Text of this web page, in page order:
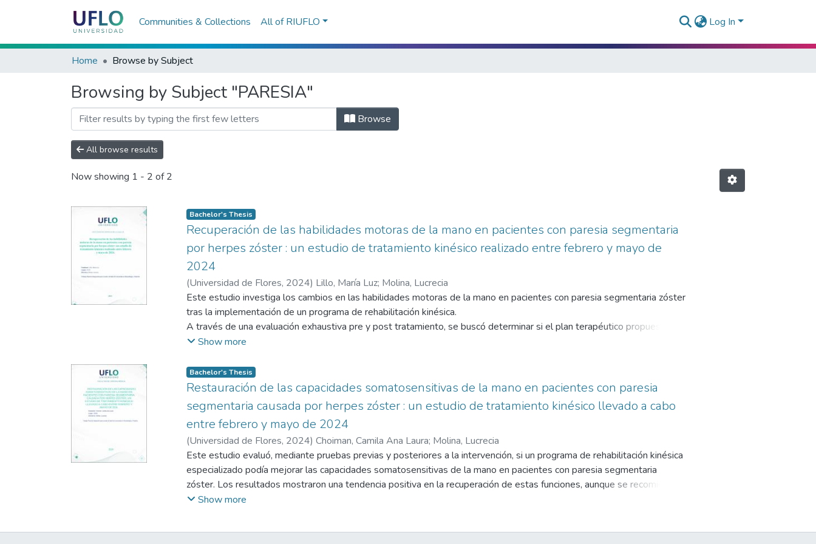
Communities & Collections All of RIUFLO Log In
Home Browse by Subject
Browsing by Subject "PARESIA"
Browse
All browse results
Now showing 1 - 2 of 2
Bachelor's Thesis
Recuperación de las habilidades motoras de la mano en pacientes con paresia segmentaria
por herpes zóster : un estudio de tratamiento kinésico realizado entre febrero y mayo de
2024
(Universidad de Flores, 2024) Lillo, María Luz; Molina, Lucrecia
Este estudio investiga los cambios en las habilidades motoras de la mano en pacientes con paresia segmentaria zóster
tras la implementación de un programa de rehabilitación kinésica.
A través de una evaluación exhaustiva pre y post tratamiento, se buscó determinar si el plan terapéutico propuesto
influía en el rango de movimiento articular, la fuerza muscular y la función de prensión de la mano. Los resultados
Show more
Bachelor's Thesis
Restauración de las capacidades somatosensitivas de la mano en pacientes con paresia
segmentaria causada por herpes zóster : un estudio de tratamiento kinésico llevado a cabo
entre febrero y mayo de 2024
(Universidad de Flores, 2024) Choiman, Camila Ana Laura; Molina, Lucrecia
Este estudio evaluó, mediante pruebas previas y posteriores a la intervención, si un programa de rehabilitación kinésica
especializado podía mejorar las capacidades somatosensitivas de la mano en pacientes con paresia segmentaria
zóster. Los resultados mostraron una tendencia positiva en la recuperación de estas funciones, aunque se recomienda
realizar un tratamiento más prolongado con el fin de obtener resultados que resulten más significativos. El tratamiento
Show more